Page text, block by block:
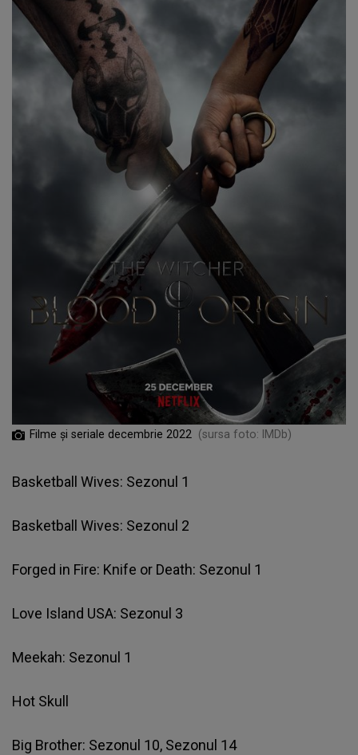
Filme și seriale decembrie 2022 (sursa foto: IMDb)
Basketball Wives: Sezonul 1
Basketball Wives: Sezonul 2
Forged in Fire: Knife or Death: Sezonul 1
Love Island USA: Sezonul 3
Meekah: Sezonul 1
Hot Skull
Big Brother: Sezonul 10, Sezonul 14